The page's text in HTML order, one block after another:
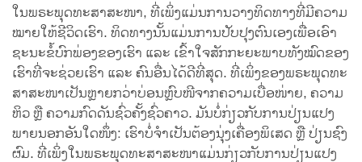
ໃນພຣະພຸດທະສາສະໜາ, ທີ່ເພິ່ງແມ່ນການວາງທິດທາງທີ່ມີຄວາມ
ໝາຍໃຫ້ຊີວິດເຮົາ. ທິດທາງນັ້ນແມ່ນການປັບປຸງຕົນເອງເພື່ອເອົາ
ຊະນະຂໍ້ບົກພ່ອງຂອງເຮົາ ແລະ ເຂົ້າໃຈສັກກະຍະພາບທັງໝົດຂອງ
ເຮົາທີ່ຈະຊ່ວຍເຮົາ ແລະ ຄົນອື່ນໄດ້ດີທີ່ສຸດ. ທີ່ເພິ່ງຂອງພຣະພຸດທະ
ສາສະໜາເປັນຫຼາຍກວ່າບ່ອນຫຼົບໜີຈາກຄວາມເບື່ອໜ່າຍ, ຄວາມ
ຫິວ ຫຼື ຄວາມກົດດັນຊົ່ວຄັ້ງຊົ່ວຄາວ. ມັນບໍ່ກ່ຽວກັບການປ່ຽນແປງ
ພາຍນອກອັນໃດໜຶ່ງ: ເຮົາບໍ່ຈຳເປັນຕ້ອງນຸ່ງເຄື່ອງພິເສດ ຫຼື ປ່ຽນຊົງ
ຜົມ. ທີ່ເພິ່ງໃນພຣະພຸດທະສາສະໜາແມ່ນກ່ຽວກັບການປ່ຽນແປງ